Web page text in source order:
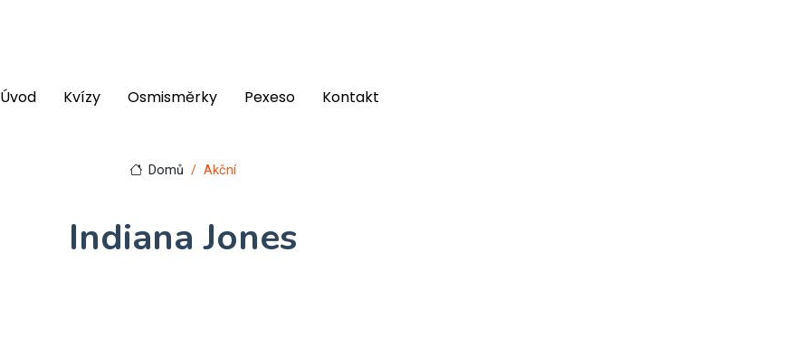
Úvod Kvízy Osmisměrky Pexeso Kontakt
Domů Akční
Indiana Jones